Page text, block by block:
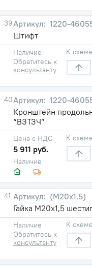
39
1220-
Штифт
Наличие
Обратитесь к
консультанту
К схеме
40
1220-
Кронштейн
“ВЗТЗЧ”
Наличие
Цена с НДС
5 911 руб.
К схеме
41
(М20х1,5)
Гайка М20х1,5
Наличие
Обратитесь к
консультанту
К схеме